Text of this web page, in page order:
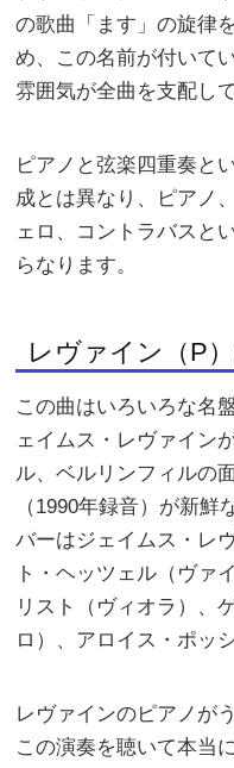
の歌曲「ます」の旋律
め、この名前が付いて
雰囲気が全曲を支配し
ピアノと弦楽四重奏と
成とは異なり、ピアノ
ェロ、コントラバスと
らなります。
レヴァイン（P
この曲はいろいろな名
ェイムス・レヴァイン
ル、ベルリンフィルの
（1990年録音）が新
バーはジェイムス・レ
ト・ヘッツェル（ヴァ
リスト（ヴィオラ）、
ロ）、アロイス・ポッ
レヴァインのピアノが
この演奏を聴いて本当